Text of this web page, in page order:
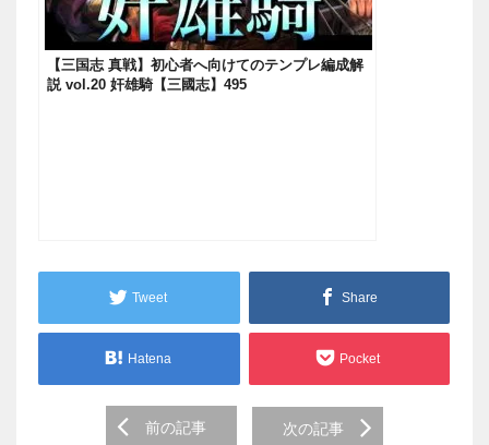
【三国志 真戦】初心者へ向けてのテンプレ編成解
説 vol.20 奸雄騎【三國志】495
Tweet Share
Hatena Pocket
前の記事 次の記事